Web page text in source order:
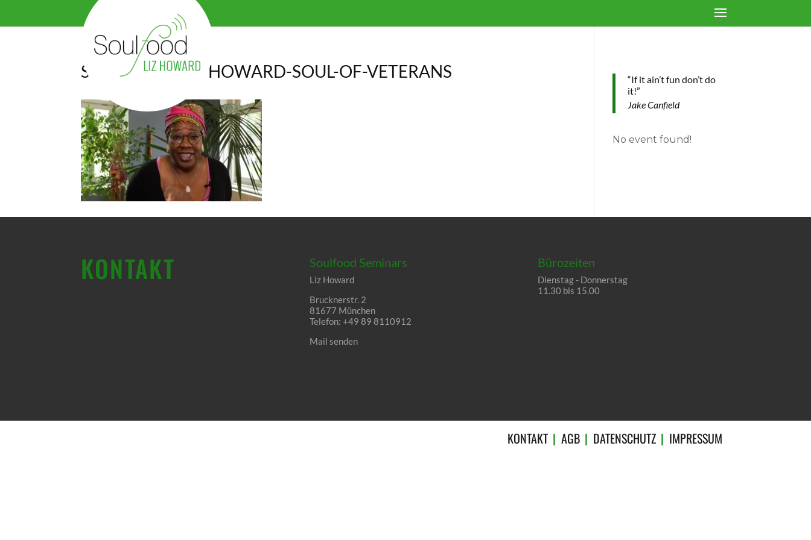
SOULFOOD-LIZ-HOWARD-SOUL-OF-VETERANS
“If it ain’t fun don’t do
it!”
Jake Canfield
No event found!
KONTAKT Soulfood Seminars
Liz Howard
Brucknerstr. 2
81677 München
Telefon: +49 89 8110912
Mail senden
Bürozeiten
Dienstag - Donnerstag
11.30 bis 15.00
KONTAKT AGB DATENSCHUTZ IMPRESSUM